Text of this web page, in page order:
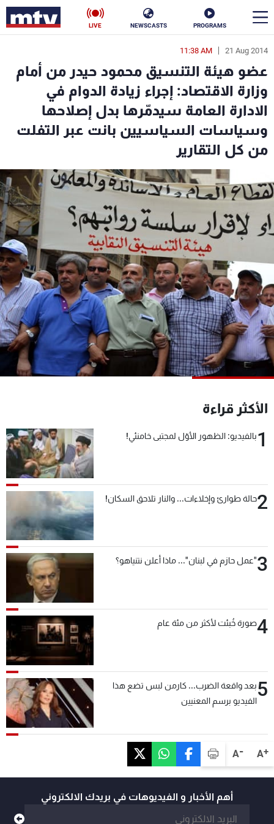
PROGRAMS
NEWSCASTS
LIVE
A+
A-
21 Aug 2014
11:38 AM
عضو هيئة التنسيق محمود حيدر من أمام
وزارة الاقتصاد: إجراء زيادة الدوام في
الادارة العامة سيدمّرها بدل إصلاحها
وسياسات السياسيين بانت عبر التفلت
من كل التقارير
الأكثر قراءة
1بالفيديو: الظهور الأوّل لمجتبى خامنئي!
2حالة طوارئ وإخلاءات... والنار تلاحق السكان!
3"عمل حازم في لبنان"... ماذا أعلن نتنياهو؟
4صورة خُبئت لأكثر من مئة عام
5بعد واقعة الضرب... كارمن لبس تضع هذا
الفيديو برسم المعنيين
أهم الأخبار و الفيديوهات في بريدك الالكتروني
en
الأخبار
سياسة ناس
إقتصاد فن
رياضة
كأس العالم
جدول البرامج
شاهد البرامج
الترددات
عن MTV
الإنـتـاج
لاعلاناتكم
وظائف
تواصل معنا
شروط الإسـتخدام